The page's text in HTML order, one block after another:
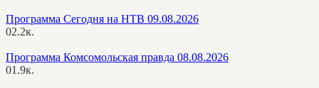
Программа Сегодня на НТВ 09.08.2026
02.2к.
Программа Комсомольская правда 08.08.2026
01.9к.